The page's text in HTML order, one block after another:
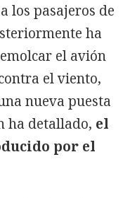
los pasajeros de
ha
el avión
el viento,
nueva puesta
ha detallado, el
por el